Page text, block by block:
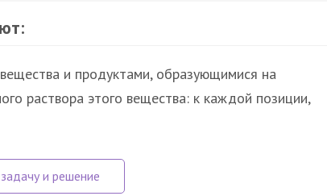
и продуктами, образующимися на
раствора этого вещества: к каждой позиции,